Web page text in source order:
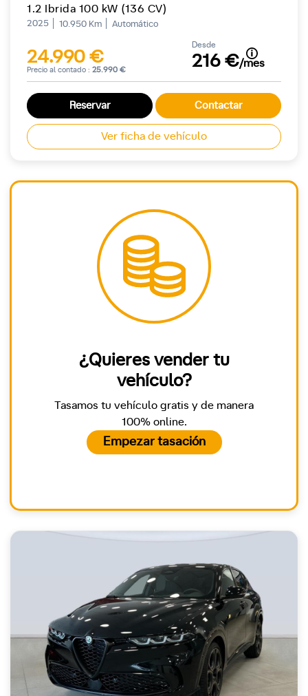
1.2 Ibrida 100 kW (136 CV)
2025 10.950 Km Automático
24.990 €
Precio al contado : 25.990 €
Desde
216 €/mes
Reservar Contactar
Ver ficha de vehículo
¿Quieres vender tu
vehículo?
Tasamos tu vehículo gratis y de manera
100% online.
Empezar tasación